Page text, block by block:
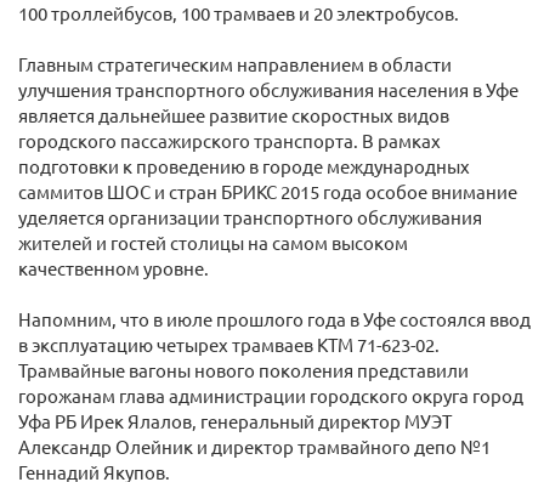
100 троллейбусов, 100 трамваев и 20 электробусов.
Главным стратегическим направлением в области
улучшения транспортного обслуживания населения в Уфе
является дальнейшее развитие скоростных видов
городского пассажирского транспорта. В рамках
подготовки к проведению в городе международных
саммитов ШОС и стран БРИКС 2015 года особое внимание
уделяется организации транспортного обслуживания
жителей и гостей столицы на самом высоком
качественном уровне.
Напомним, что в июле прошлого года в Уфе состоялся ввод
в эксплуатацию четырех трамваев КТМ 71-623-02.
Трамвайные вагоны нового поколения представили
горожанам глава администрации городского округа город
Уфа РБ Ирек Ялалов, генеральный директор МУЭТ
Александр Олейник и директор трамвайного депо №1
Геннадий Якупов.